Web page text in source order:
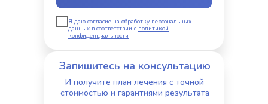
Я даю согласие на обработку персональных
данных в соответствии с политикой
конфиденциальности
Запишитесь на консультацию
И получите план лечения с точной
стоимостью и гарантиями результата